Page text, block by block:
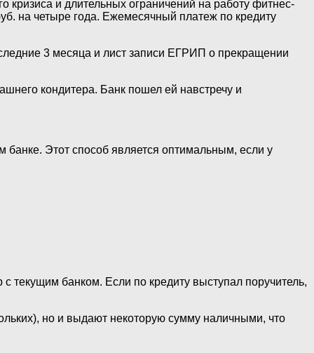
и длительных ограничений на работу фитнес-
на четыре года. Ежемесячный платеж по кредиту
3 месяца и лист записи ЕГРИП о прекращении
кондитера. Банк пошел ей навстречу и
банке. Этот способ является оптимальным, если у
текущим банком. Если по кредиту выступал поручитель,
но и выдают некоторую сумму наличными, что